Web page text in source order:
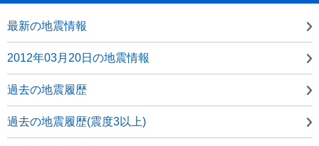
最新の地震情報
2012年03月20日の地震情報
過去の地震履歴
過去の地震履歴(震度3以上)